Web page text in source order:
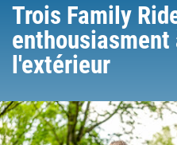
Trois Family
l'extérieur